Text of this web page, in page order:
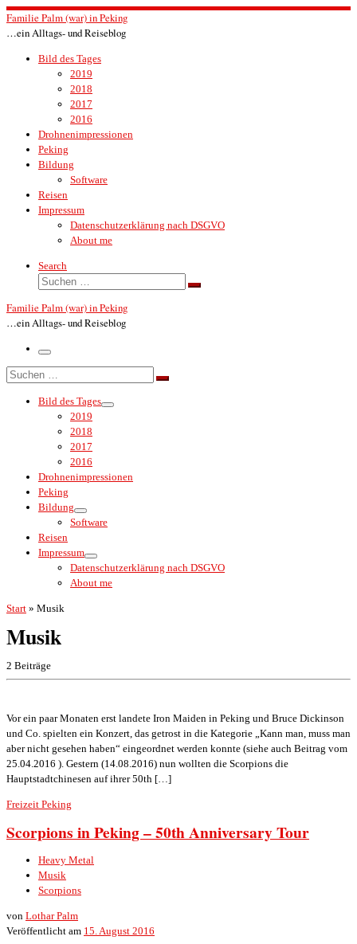
Zum
Inhalt
Familie Palm (war) in Peking
…ein Alltags- und Reiseblog
Bild des Tages
2019
2018
2017
2016
Drohnenimpressionen
Peking
Bildung
Software
Reisen
Impressum
Datenschutzerklärung nach DSGVO
About me
Search
Suche
Suchen …
Familie Palm (war) in Peking
…ein Alltags- und Reiseblog
Menü
Suche
Suchen …
Bild des Tages
2019
2018
2017
2016
Drohnenimpressionen
Peking
Bildung
Software
Reisen
Impressum
Datenschutzerklärung nach DSGVO
About me
Start » Musik
Musik
2 Beiträge
Vor ein paar Monaten erst landete Iron Maiden in Peking und Bruce Dickinson
und Co. spielten ein Konzert, das getrost in die Kategorie „Kann man, muss man
aber nicht gesehen haben“ eingeordnet werden konnte (siehe auch Beitrag vom
25.04.2016 ). Gestern (14.08.2016) nun wollten die Scorpions die
Hauptstadtchinesen auf ihrer 50th […]
Freizeit Peking
Scorpions in Peking – 50th Anniversary Tour
Heavy Metal
Musik
Scorpions
von Lothar Palm
Veröffentlicht am 15. August 2016